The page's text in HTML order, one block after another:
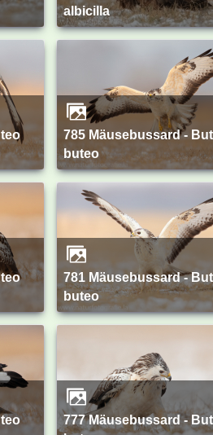
albicilla
785 Mäusebussard - Buteo
buteo
781 Mäusebussard - Buteo
buteo
777 Mäusebussard - Buteo